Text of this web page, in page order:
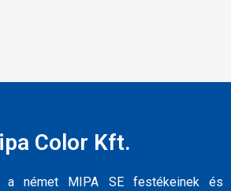
Color Kft.
német MIPA SE festékeinek és